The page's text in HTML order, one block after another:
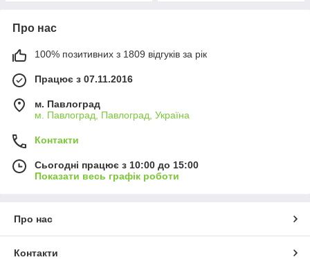
Про нас
100% позитивних з 1809 відгуків за рік
Працює з 07.11.2016
м. Павлоград
м. Павлоград, Павлоград, Україна
Контакти
Сьогодні працює з 10:00 до 15:00
Показати весь графік роботи
Про нас
Контакти